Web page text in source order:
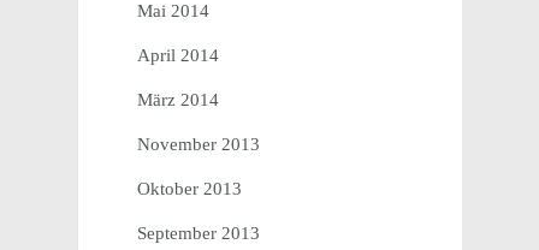
Mai 2014
April 2014
März 2014
November 2013
Oktober 2013
September 2013